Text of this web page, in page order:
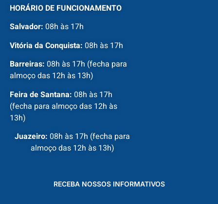
HORÁRIO DE FUNCIONAMENTO
Salvador: 08h às 17h
Vitória da Conquista: 08h às 17h
Barreiras: 08h às 17h (fecha para
almoço das 12h às 13h)
Feira de Santana: 08h às 17h
(fecha para almoço das 12h às
13h)
Juazeiro: 08h às 17h (fecha para
almoço das 12h às 13h)
RECEBA NOSSOS INFORMATIVOS